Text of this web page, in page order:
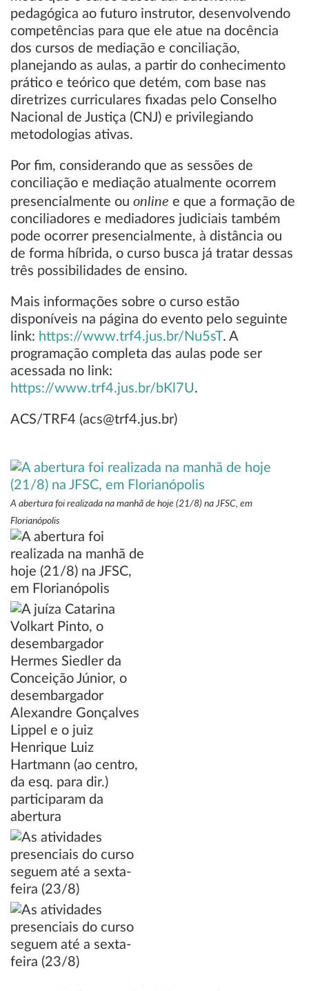
pedagógica ao futuro instrutor, desenvolvendo
competências para que ele atue na docência
dos cursos de mediação e conciliação,
planejando as aulas, a partir do conhecimento
prático e teórico que detém, com base nas
diretrizes curriculares fixadas pelo Conselho
Nacional de Justiça (CNJ) e privilegiando
metodologias ativas.
Por fim, considerando que as sessões de
conciliação e mediação atualmente ocorrem
presencialmente ou online e que a formação de
conciliadores e mediadores judiciais também
pode ocorrer presencialmente, à distância ou
de forma híbrida, o curso busca já tratar dessas
três possibilidades de ensino.
Mais informações sobre o curso estão
disponíveis na página do evento pelo seguinte
link: https://www.trf4.jus.br/Nu5sT. A
programação completa das aulas pode ser
acessada no link:
https://www.trf4.jus.br/bKl7U.
ACS/TRF4 (acs@trf4.jus.br)
A abertura foi realizada na manhã de hoje (21/8) na JFSC, em
Florianópolis